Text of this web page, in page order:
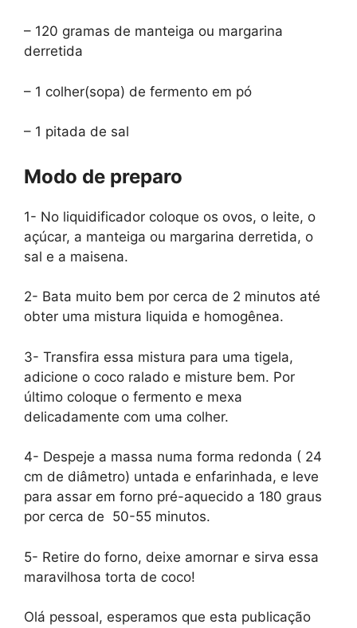
– 120 gramas de manteiga ou margarina
derretida
– 1 colher(sopa) de fermento em pó
– 1 pitada de sal
Modo de preparo
1- No liquidificador coloque os ovos, o leite, o
açúcar, a manteiga ou margarina derretida, o
sal e a maisena.
2- Bata muito bem por cerca de 2 minutos até
obter uma mistura liquida e homogênea.
3- Transfira essa mistura para uma tigela,
adicione o coco ralado e misture bem. Por
último coloque o fermento e mexa
delicadamente com uma colher.
4- Despeje a massa numa forma redonda ( 24
cm de diâmetro) untada e enfarinhada, e leve
para assar em forno pré-aquecido a 180 graus
por cerca de 50-55 minutos.
5- Retire do forno, deixe amornar e sirva essa
maravilhosa torta de coco!
Olá pessoal, esperamos que esta publicação